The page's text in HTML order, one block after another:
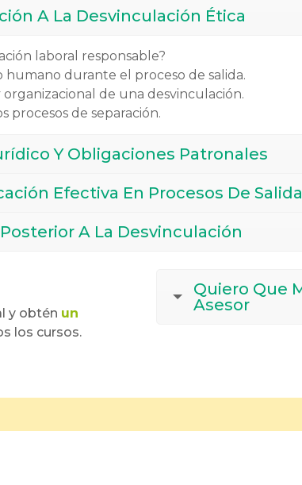
A La Desvinculación Ética
laboral responsable?
durante el proceso de salida.
de una desvinculación.
procesos de separación.
Y Obligaciones Patronales
Efectiva En Procesos De Salida
A La Desvinculación
y obtén un
los cursos.
Quiero Que
Asesor